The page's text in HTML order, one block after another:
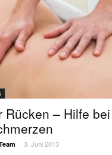
Rücken – Hilfe bei
- 3. Juni 2013